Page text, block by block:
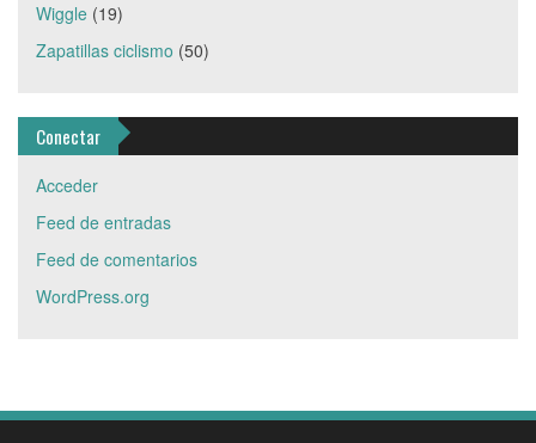
Wiggle (19)
Zapatillas ciclismo (50)
Conectar
Acceder
Feed de entradas
Feed de comentarios
WordPress.org